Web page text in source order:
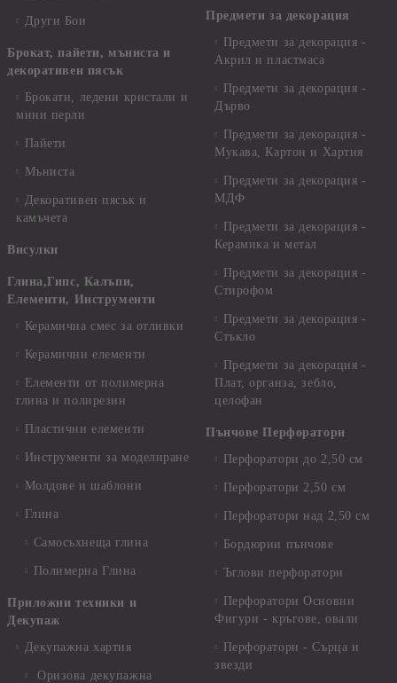
Други Бои
Брокат, пайети, мъниста и
декоративен пясък
Брокати, ледени кристали и
мини перли
Пайети
Мъниста
Декоративен пясък и
камъчета
Висулки
Глина,Гипс, Калъпи,
Елементи, Инструменти
Керамична смес за отливки
Керамични елементи
Елементи от полимерна
глина и полирезин
Пластични елементи
Инструменти за моделиране
Молдове и шаблони
Глина
Самосъхнеща глина
Полимерна Глина
Приложни техники и
Декупаж
Декупажна хартия
Оризова декупажна
Предмети за декорация
Предмети за декорация -
Акрил и пластмаса
Предмети за декорация -
Дърво
Предмети за декорация -
Мукава, Картон и Хартия
Предмети за декорация -
МДФ
Предмети за декорация -
Керамика и метал
Предмети за декорация -
Стирофом
Предмети за декорация -
Стъкло
Предмети за декорация -
Плат, органза, зебло,
целофан
Пънчове Перфоратори
Перфоратори до 2,50 см
Перфоратори 2,50 см
Перфоратори над 2,50 см
Бордюрни пънчове
Ъглови перфоратори
Перфоратори Основни
Фигури - кръгове, овали
Перфоратори - Сърца и
звезди